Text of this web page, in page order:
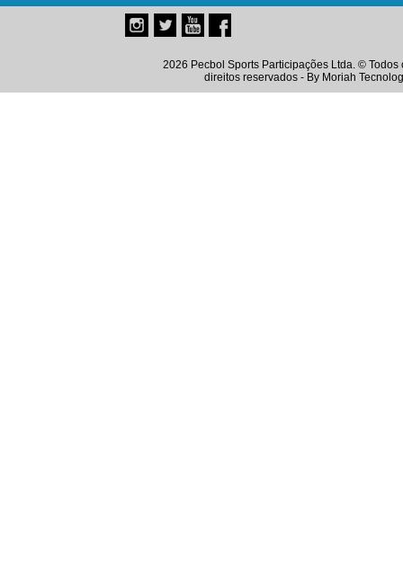
2026 Pecbol Sports Participações Ltda. © Todos
direitos reservados - By Moriah